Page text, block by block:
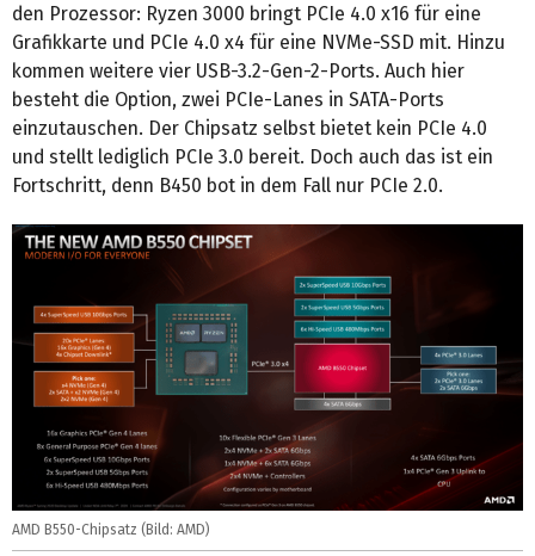
den Prozessor: Ryzen 3000 bringt PCIe 4.0 x16 für eine
Grafikkarte und PCIe 4.0 x4 für eine NVMe-SSD mit. Hinzu
kommen weitere vier USB-3.2-Gen-2-Ports. Auch hier
besteht die Option, zwei PCIe-Lanes in SATA-Ports
einzutauschen. Der Chipsatz selbst bietet kein PCIe 4.0
und stellt lediglich PCIe 3.0 bereit. Doch auch das ist ein
Fortschritt, denn B450 bot in dem Fall nur PCIe 2.0.
AMD B550-Chipsatz (Bild: AMD)